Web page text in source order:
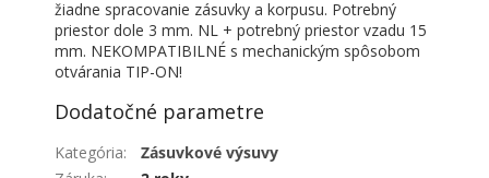
žiadne spracovanie zásuvky a korpusu. Potrebný
priestor dole 3 mm. NL + potrebný priestor vzadu 15
mm. NEKOMPATIBILNÉ s mechanickým spôsobom
otvárania TIP-ON!
Dodatočné parametre
Kategória:
Zásuvkové výsuvy